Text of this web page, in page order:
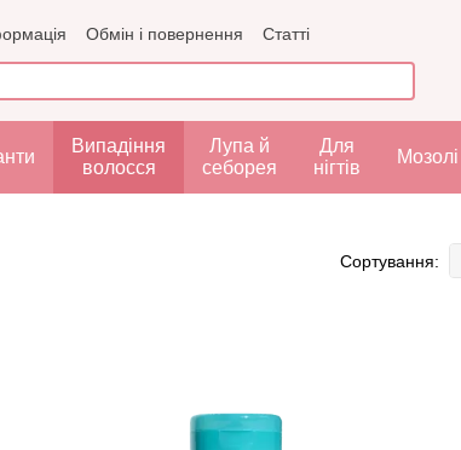
Обмін і повернення
Статті
Випадіння
волосся
Лупа й
себорея
Для
нігтів
Мозолі
Сортування: